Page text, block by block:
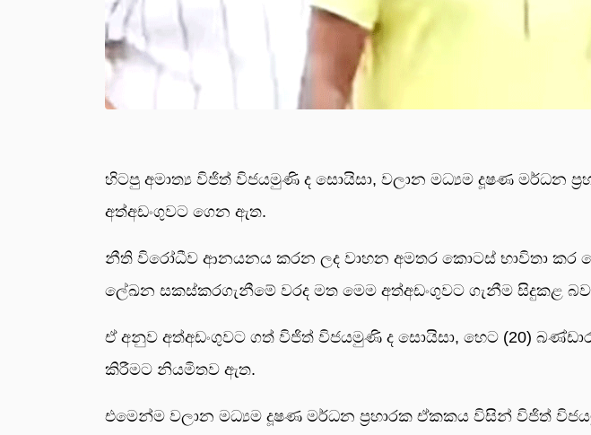
හිටපු අමාත්‍ය විජිත් විජයමුණි ද සොයිසා, වලාන මධ්‍යම දූෂණ මර්ධන
අත්අඩංගුවට ගෙන ඇත.
නීති විරෝධීව ආනයනය කරන ලද වාහන අමතර කොටස් භාවිතා කර
ලේඛන සකස්කරගැනීමේ වරද මත මෙම අත්අඩංගුවට ගැනීම සිදුකළ
ඒ අනුව අත්අඩංගුවට ගත් විජිත් විජයමුණි ද සොයිසා, හෙට (20)
කිරීමට නියමිතව ඇත.
එමෙන්ම වලාන මධ්‍යම දූෂණ මර්ධන ප්‍රහාරක ඒකකය විසින් විජිත්